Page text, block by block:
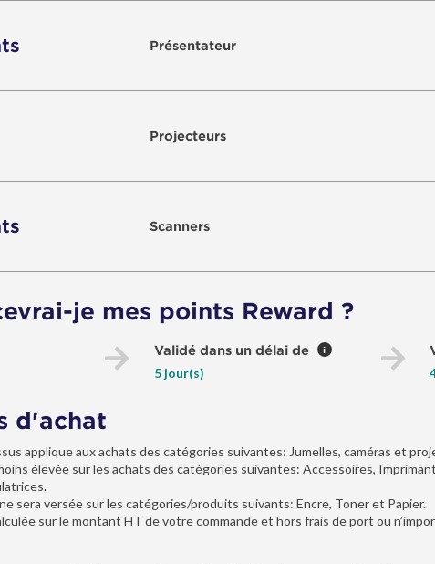
Présentateur
Projecteurs
Scanners
je mes points Reward ?
Validé dans un délai de i
5 jour(s)
d'achat
applique aux achats des catégories suivantes: Jumelles, caméras et
élevée sur les achats des catégories suivantes: Accessoires,
sera versée sur les catégories/produits suivants: Encre, Toner et Papier.
sur le montant HT de votre commande et hors frais de port ou